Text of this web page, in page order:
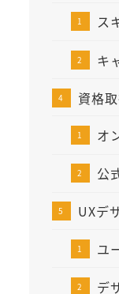
ス
キ
資格
オ
公
UXデ
ユ
デ